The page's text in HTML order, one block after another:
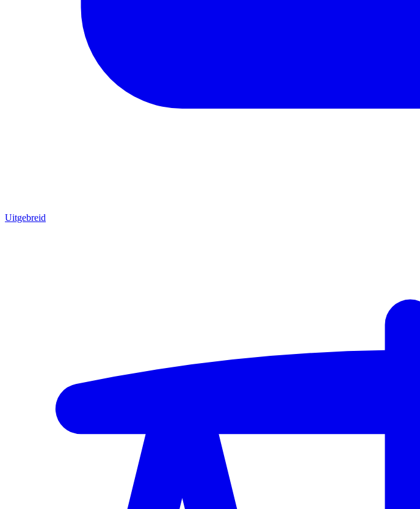
Uitgebreid